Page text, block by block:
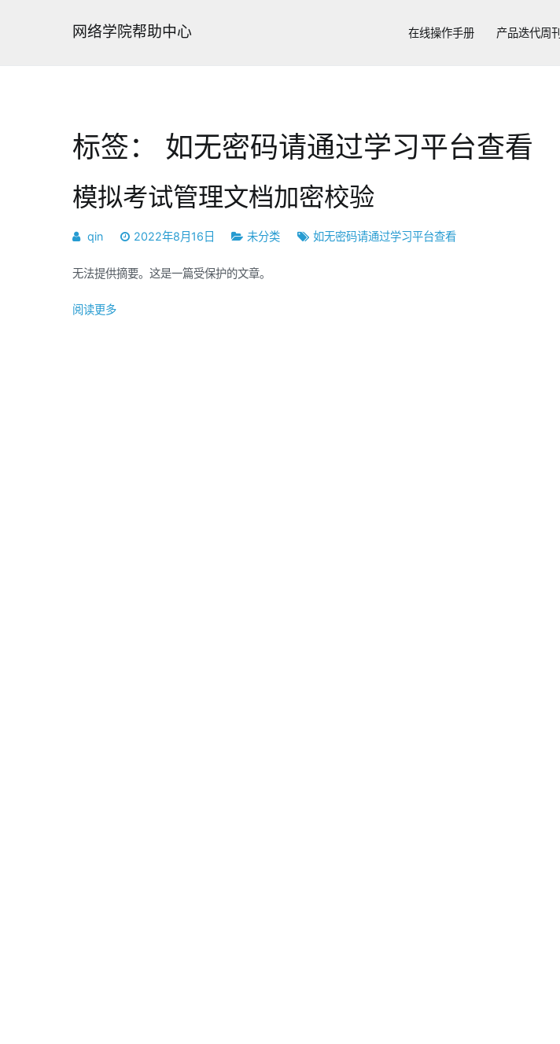
网络学院帮助中心 在线操作手册 产品迭代周刊
标签： 如无密码请通过学习平台查看
模拟考试管理文档加密校验
qin 2022年8月16日 未分类 如无密码请通过学习平台查看
无法提供摘要。这是一篇受保护的文章。
阅读更多